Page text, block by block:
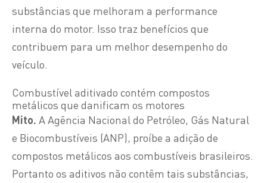
substâncias que melhoram a performance
interna do motor. Isso traz benefícios que
contribuem para um melhor desempenho do
veículo.
Combustível aditivado contém compostos
metálicos que danificam os motores
Mito. A Agência Nacional do Petróleo, Gás Natural
e Biocombustíveis (ANP), proíbe a adição de
compostos metálicos aos combustíveis brasileiros.
Portanto os aditivos não contêm tais substâncias,